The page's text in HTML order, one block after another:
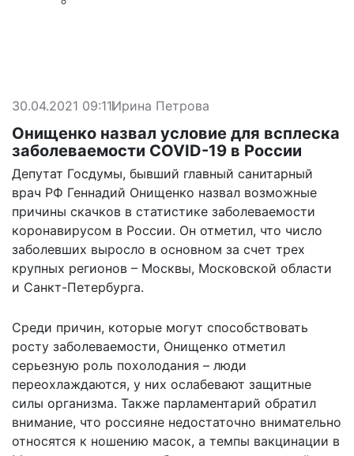
30.04.2021 09:11Ирина Петрова
Онищенко назвал условие для всплеска
заболеваемости COVID-19 в России
Депутат Госдумы, бывший главный санитарный
врач РФ Геннадий Онищенко назвал возможные
причины скачков в статистике заболеваемости
коронавирусом в России. Он отметил, что число
заболевших выросло в основном за счет трех
крупных регионов – Москвы, Московской области
и Санкт-Петербурга.
Среди причин, которые могут способствовать
росту заболеваемости, Онищенко отметил
серьезную роль похолодания – люди
переохлаждаются, у них ослабевают защитные
силы организма. Также парламентарий обратил
внимание, что россияне недостаточно внимательно
относятся к ношению масок, а темпы вакцинации в